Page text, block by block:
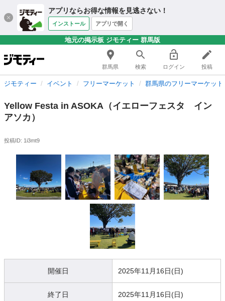
アプリならお得な情報を見逃さない！
インストール アプリで開く
地元の掲示板 ジモティー 群馬版
群馬県 検索 ログイン 投稿
ジモティー イベント フリーマーケット 群馬県のフリーマーケット
Yellow Festa in ASOKA（イエローフェスタ イン
アソカ）
投稿ID: 1i3mt9
開催日 2025年11月16日(日)
終了日 2025年11月16日(日)